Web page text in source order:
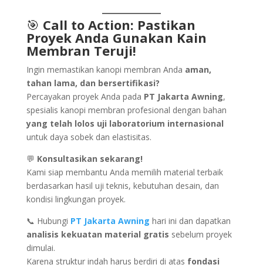
🎯 Call to Action: Pastikan
Proyek Anda Gunakan Kain
Membran Teruji!
Ingin memastikan kanopi membran Anda aman,
tahan lama, dan bersertifikasi?
Percayakan proyek Anda pada PT Jakarta Awning,
spesialis kanopi membran profesional dengan bahan
yang telah lolos uji laboratorium internasional
untuk daya sobek dan elastisitas.
💬 Konsultasikan sekarang!
Kami siap membantu Anda memilih material terbaik
berdasarkan hasil uji teknis, kebutuhan desain, dan
kondisi lingkungan proyek.
📞 Hubungi PT Jakarta Awning hari ini dan dapatkan
analisis kekuatan material gratis sebelum proyek
dimulai.
Karena struktur indah harus berdiri di atas fondasi